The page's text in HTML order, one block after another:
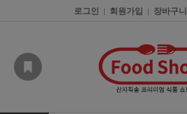
로그인 | 회원가입 | 장바구니